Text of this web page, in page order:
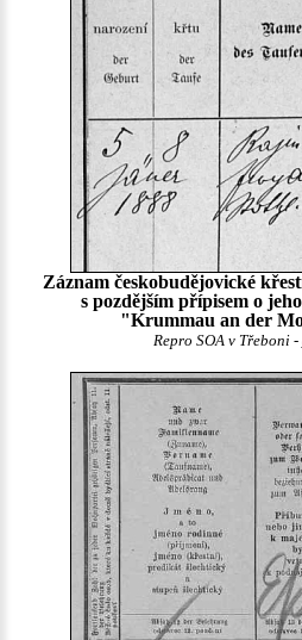
Záznam českobudějovické
s pozdějším přípisem o
"Krummau an der
Repro SOA v Třeboni -